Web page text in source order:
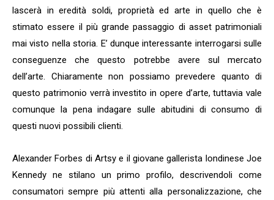
lascerà in eredità soldi, proprietà ed arte in quello che è
stimato essere il più grande passaggio di asset patrimoniali
mai visto nella storia. E’ dunque interessante interrogarsi sulle
conseguenze che questo potrebbe avere sul mercato
dell’arte. Chiaramente non possiamo prevedere quanto di
questo patrimonio verrà investito in opere d’arte, tuttavia vale
comunque la pena indagare sulle abitudini di consumo di
questi nuovi possibili clienti.
Alexander Forbes di Artsy e il giovane gallerista londinese Joe
Kennedy ne stilano un primo profilo, descrivendoli come
consumatori sempre più attenti alla personalizzazione, che